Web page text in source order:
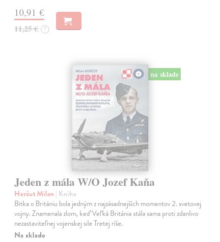
10,91 €
11,25 € ?
na sklade
Jeden z mála W/O Jozef Kaňa
Herčut Milan | Kniha
Bitka o Britániu bola jedným z najzásadnejších momentov 2. svetovej
vojny. Znamenala zlom, keď Veľká Británia stála sama proti zdanlivo
nezastaviteľnej vojenskej sile Tretej ríše.
Na sklade